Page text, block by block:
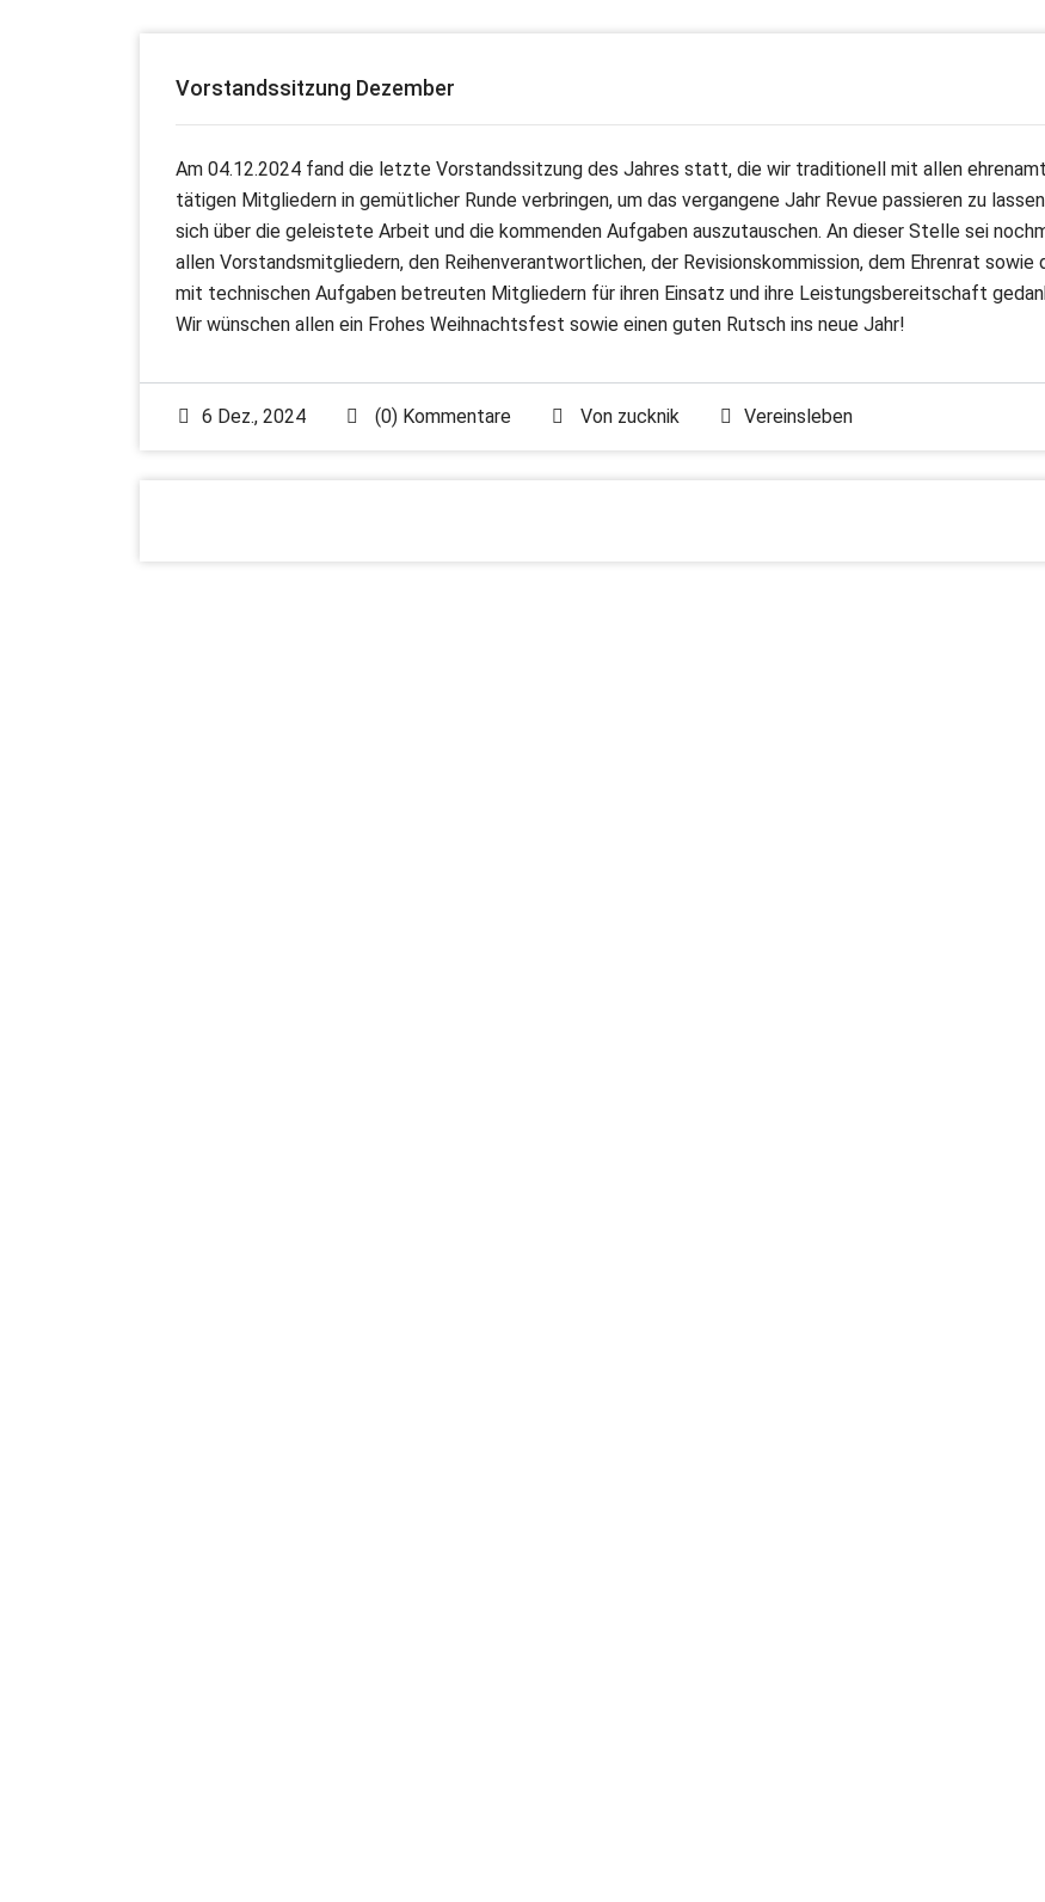
Vorstandssitzung Dezember
Am 04.12.2024 fand die letzte Vorstandssitzung des Jahres statt, die wir traditionell mit allen
tätigen Mitgliedern in gemütlicher Runde verbringen, um das vergangene Jahr Revue passieren zu
sich über die geleistete Arbeit und die kommenden Aufgaben auszutauschen. An dieser Stelle sei
allen Vorstandsmitgliedern, den Reihenverantwortlichen, der Revisionskommission, dem Ehrenrat sowie
mit technischen Aufgaben betreuten Mitgliedern für ihren Einsatz und ihre Leistungsbereitschaft
Wir wünschen allen ein Frohes Weihnachtsfest sowie einen guten Rutsch ins neue Jahr!
6 Dez., 2024 (0) Kommentare Von zucknik Vereinsleben